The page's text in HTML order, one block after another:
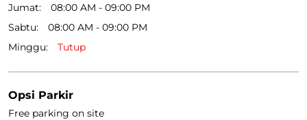
Jumat
08:00 AM - 09:00 PM
Sabtu
08:00 AM - 09:00 PM
Minggu
Tutup
Opsi Parkir
Free parking on site